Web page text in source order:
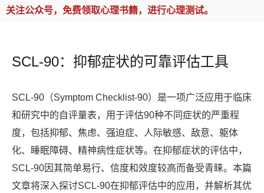
关注公众号，免费领取心理书籍，进行心理测试。
SCL-90：抑郁症状的可靠评估工具
SCL-90（Symptom Checklist-90）是一项广泛应用于临床
和研究中的自评量表，用于评估90种不同症状的严重程
度，包括抑郁、焦虑、强迫症、人际敏感、敌意、躯体
化、睡眠障碍、精神病性症状等。在抑郁症状的评估中，
SCL-90因其简单易行、信度和效度较高而备受青睐。本篇
文章将深入探讨SCL-90在抑郁评估中的应用，并解析其优